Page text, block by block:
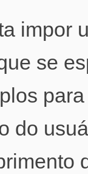
impor
se
do